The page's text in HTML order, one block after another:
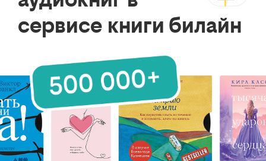
сервисе книги билайн